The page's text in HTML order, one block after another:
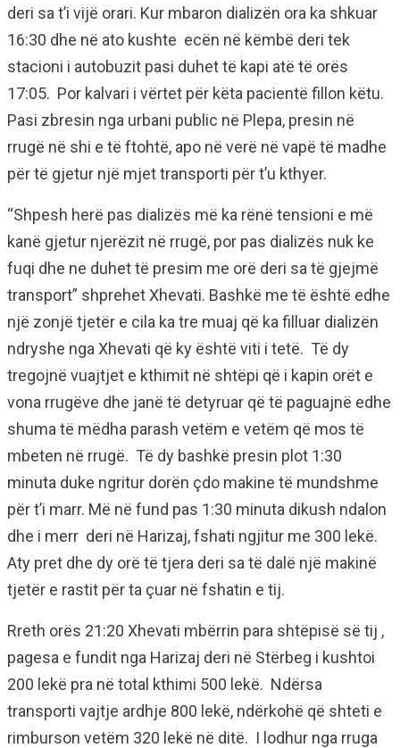
deri sa t’i vijë orari. Kur mbaron dializën ora ka shkuar
16:30 dhe në ato kushte ecën në këmbë deri tek
stacioni i autobuzit pasi duhet të kapi atë të orës
17:05. Por kalvari i vërtet për këta pacientë fillon këtu.
Pasi zbresin nga urbani public në Plepa, presin në
rrugë në shi e të ftohtë, apo në verë në vapë të madhe
për të gjetur një mjet transporti për t’u kthyer.
“Shpesh herë pas dializës më ka rënë tensioni e më
kanë gjetur njerëzit në rrugë, por pas dializës nuk ke
fuqi dhe ne duhet të presim me orë deri sa të gjejmë
transport” shprehet Xhevati. Bashkë me të është edhe
një zonjë tjetër e cila ka tre muaj që ka filluar dializën
ndryshe nga Xhevati që ky është viti i tetë. Të dy
tregojnë vuajtjet e kthimit në shtëpi që i kapin orët e
vona rrugëve dhe janë të detyruar që të paguajnë edhe
shuma të mëdha parash vetëm e vetëm që mos të
mbeten në rrugë. Të dy bashkë presin plot 1:30
minuta duke ngritur dorën çdo makine të mundshme
për t’i marr. Më në fund pas 1:30 minuta dikush ndalon
dhe i merr deri në Harizaj, fshati ngjitur me 300 lekë.
Aty pret dhe dy orë të tjera deri sa të dalë një makinë
tjetër e rastit për ta çuar në fshatin e tij.
Rreth orës 21:20 Xhevati mbërrin para shtëpisë së tij ,
pagesa e fundit nga Harizaj deri në Stërbeg i kushtoi
200 lekë pra në total kthimi 500 lekë. Ndërsa
transporti vajtje ardhje 800 lekë, ndërkohë që shteti e
rimburson vetëm 320 lekë në ditë. I lodhur nga rruga